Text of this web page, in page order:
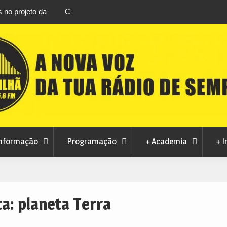
Manteigas
consumo
agosto com estreia de Minta&The Brook
Programação + Academia +
planeta Terra